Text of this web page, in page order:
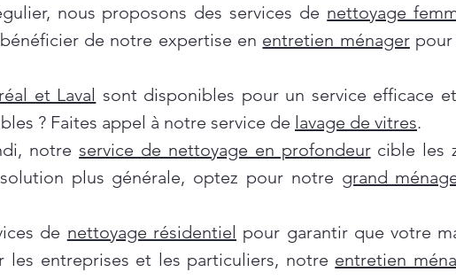
nous proposons des services de nettoyage
de notre expertise en entretien ménagerpour
et Laval sont disponibles pour un service efficace
? Faites appel à notre service de lavage de vitres.
notreservice de nettoyage en profondeurcible les
plus générale, optez pour notre grand
de nettoyage résidentiel pour garantir que votre
les entreprises et les particuliers, notre entretien